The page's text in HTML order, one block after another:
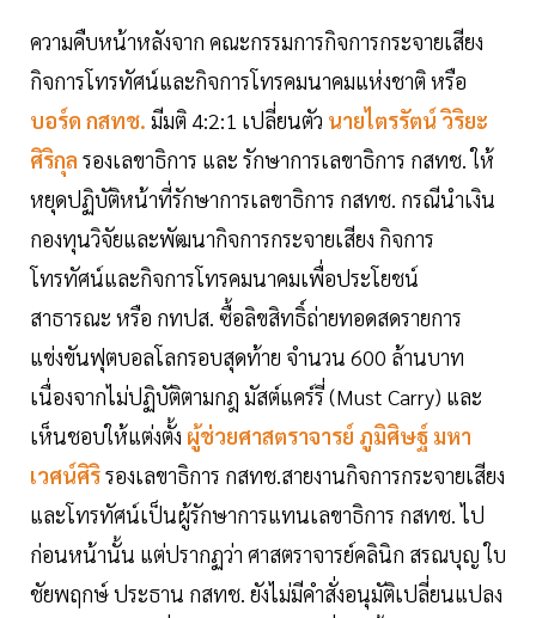
ความคืบหน้าหลังจาก คณะกรรมการกิจการกระจายเสียง
กิจการโทรทัศน์และกิจการโทรคมนาคมแห่งชาติ หรือ
บอร์ด กสทช. มีมติ 4:2:1 เปลี่ยนตัว นายไตรรัตน์ วิริยะ
ศิริกุล รองเลขาธิการ และ รักษาการเลขาธิการ กสทช. ให้
หยุดปฏิบัติหน้าที่รักษาการเลขาธิการ กสทช. กรณีนำเงิน
กองทุนวิจัยและพัฒนากิจการกระจายเสียง กิจการ
โทรทัศน์และกิจการโทรคมนาคมเพื่อประโยชน์
สาธารณะ หรือ กทปส. ซื้อลิขสิทธิ์ถ่ายทอดสดรายการ
แข่งขันฟุตบอลโลกรอบสุดท้าย จำนวน 600 ล้านบาท
เนื่องจากไม่ปฏิบัติตามกฎ มัสต์แคร์รี่ (Must Carry) และ
เห็นชอบให้แต่งตั้ง ผู้ช่วยศาสตราจารย์ ภูมิศิษฐ์ มหา
เวศน์ศิริรองเลขาธิการ กสทช.สายงานกิจการกระจายเสียง
และโทรทัศน์เป็นผู้รักษาการแทนเลขาธิการ กสทช. ไป
ก่อนหน้านั้น แต่ปรากฏว่า ศาสตราจารย์คลินิก สรณบุญ ใบ
ชัยพฤกษ์ ประธาน กสทช. ยังไม่มีคำสั่งอนุมัติเปลี่ยนแปลง